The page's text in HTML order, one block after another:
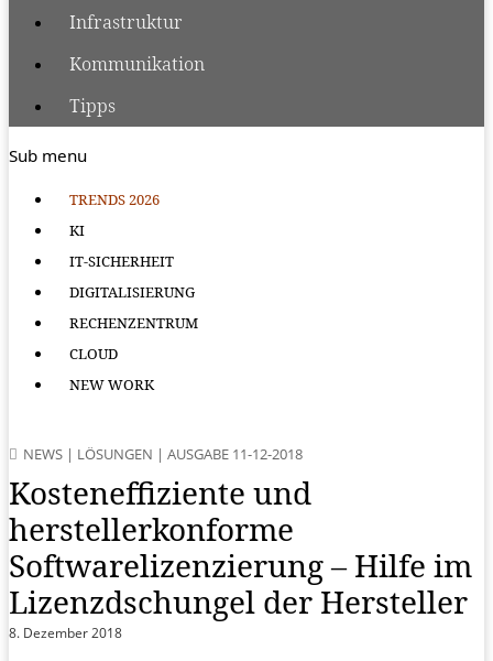
Infrastruktur
Kommunikation
Tipps
Sub menu
TRENDS 2026
KI
IT-SICHERHEIT
DIGITALISIERUNG
RECHENZENTRUM
CLOUD
NEW WORK
NEWS | LÖSUNGEN | AUSGABE 11-12-2018
Kosteneffiziente und
herstellerkonforme
Softwarelizenzierung – Hilfe im
Lizenzdschungel der Hersteller
8. Dezember 2018